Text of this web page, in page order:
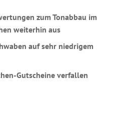
zum Tonabbau im
weiterhin aus
auf sehr niedrigem
Gutscheine verfallen